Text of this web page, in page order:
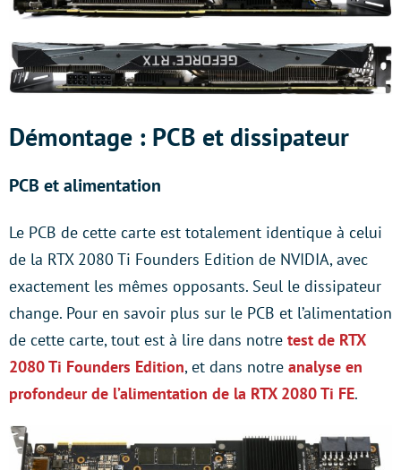
Démontage : PCB et dissipateur
PCB et alimentation
Le PCB de cette carte est totalement identique à celui
de la RTX 2080 Ti Founders Edition de NVIDIA, avec
exactement les mêmes opposants. Seul le dissipateur
change. Pour en savoir plus sur le PCB et l’alimentation
de cette carte, tout est à lire dans notre test de RTX
2080 Ti Founders Edition, et dans notre analyse en
profondeur de l’alimentation de la RTX 2080 Ti FE.